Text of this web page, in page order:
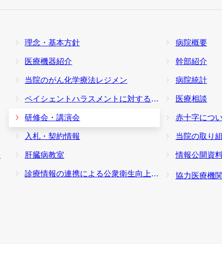
理念・基本方針 病院概要
医療機器紹介 幹部紹介
当院のがん化学療法レジメン 病院統計
ペイシェントハラスメントに対する基本方針 医療相談
研修会・講演会 赤十字につ
入札・契約情報 当院の取り
肝臓病教室 情報公開資
診療情報の連携による公衆衛生向上への取り組み 協力医療機